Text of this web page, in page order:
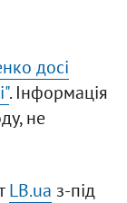
досі
. Інформація
не
LB.ua з-під